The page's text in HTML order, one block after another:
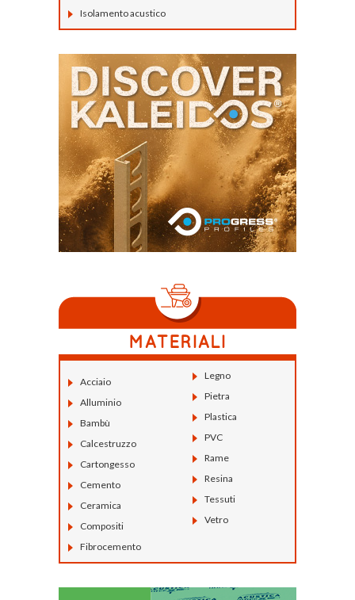
Isolamento acustico
Acciaio
Alluminio
Bambù
Calcestruzzo
Cartongesso
Cemento
Ceramica
Compositi
Fibrocemento
Legno
Pietra
Plastica
PVC
Rame
Resina
Tessuti
Vetro